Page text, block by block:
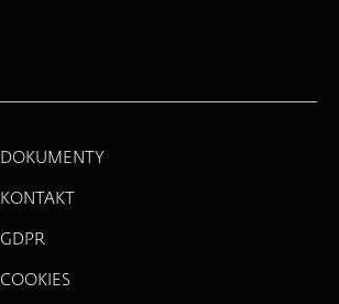
DOKUMENTY
KONTAKT
GDPR
COOKIES